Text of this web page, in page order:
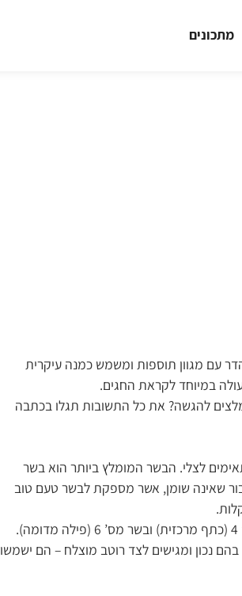
מתכונים
עם מגוון תוספות ומשמש כמנה עיקרית
במיוחד לקראת החגים.
להגשה? את כל התשובות תגלו בכתבה
לצלי. הבשר המומלץ ביותר הוא בשר
ולו רקמת חיבור שאינה שומן, אשר מספקת לבשר טעם טוב
ישנם עוד שני סוגי בשרים המומלצים גם הם לתבשילי צלי בקר – בשר מס’ 4 (כתף מרכזית) ובשר מס’ 6 (פילה מדומה).
נכון ומגישים לצד רוטב מוצלח – הם ישמשו